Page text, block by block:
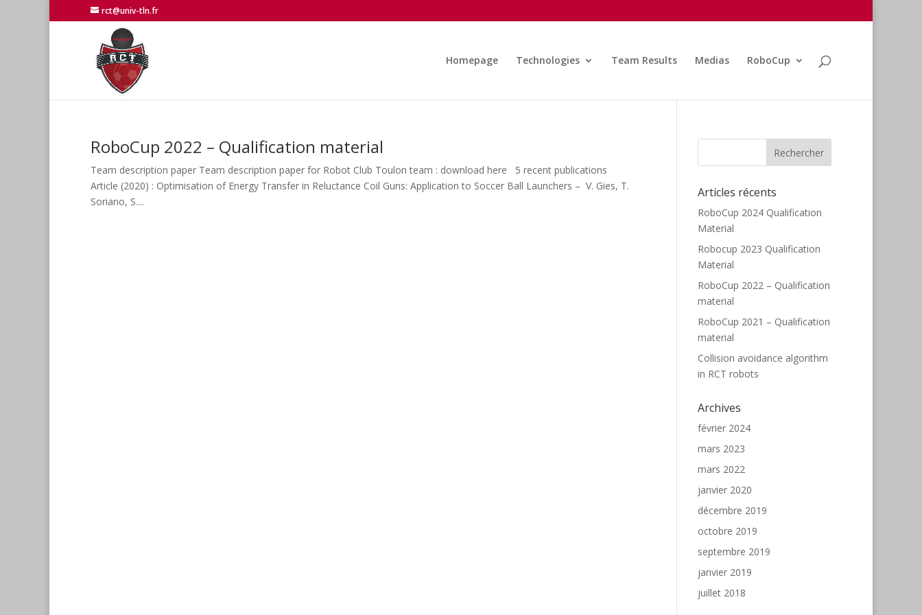
rct@univ-tln.fr
Homepage Technologies Team Results Medias RoboCup
RoboCup 2022 – Qualification material
Team description paper Team description paper for Robot Club Toulon team : download here 5 recent publications
Article (2020) : Optimisation of Energy Transfer in Reluctance Coil Guns: Application to Soccer Ball Launchers – V. Gies, T.
Soriano, S....
Articles récents
RoboCup 2024 Qualification
Material
Robocup 2023 Qualification
Material
RoboCup 2022 – Qualification
material
RoboCup 2021 – Qualification
material
Collision avoidance algorithm
in RCT robots
Archives
février 2024
mars 2023
mars 2022
janvier 2020
décembre 2019
octobre 2019
septembre 2019
janvier 2019
juillet 2018